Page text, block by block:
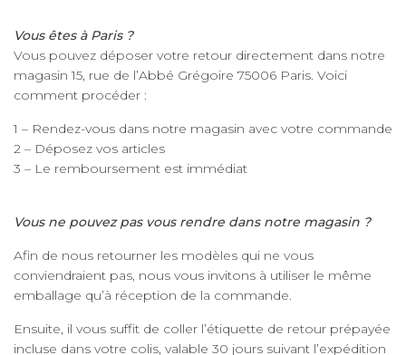
Vous êtes à Paris ?
Vous pouvez déposer votre retour directement dans notre
magasin 15, rue de l’Abbé Grégoire 75006 Paris. Voici
comment procéder :
1 – Rendez-vous dans notre magasin avec votre commande
2 – Déposez vos articles
3 – Le remboursement est immédiat
Vous ne pouvez pas vous rendre dans notre magasin ?
Afin de nous retourner les modèles qui ne vous
conviendraient pas, nous vous invitons à utiliser le même
emballage qu’à réception de la commande.
Ensuite, il vous suffit de coller l’étiquette de retour prépayée
incluse dans votre colis, valable 30 jours suivant l’expédition